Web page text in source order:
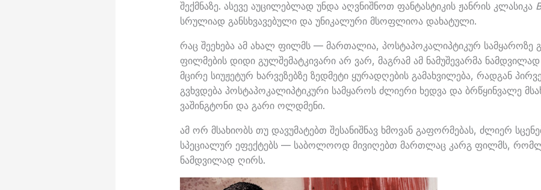
შექმნაზე. ასევე აუცილებლად უნდა აღვნიშნოთ ფანტასტიკის ჟანრის კლასიკა
სრულიად განსხვავებული და უნიკალური მსოფლიოა დახატული.
რაც შეეხება ამ ახალ ფილმს — მართალია, პოსტაპოკალიპტიკურ სამყაროზე
ფილმების დიდი გულშემატკივარი არ ვარ, მაგრამ ამ ნამუშევარმა
მცირე სიუჟეტურ ხარვეზებზე ზედმეტი ყურადღების გამახვილება, რადგან
გვხვდება პოსტაპოკალიპტიკური სამყაროს ძლიერი ხედვა და ბრწყინვალე
ვაშინგტონი და გარი ოლდმენი.
ამ ორ მსახიობს თუ დავუმატებთ შესანიშნავ ხმოვან გაფორმებას, ძლიერ
სპეციალურ ეფექტებს — საბოლოოდ მივიღებთ მართლაც კარგ ფილმს,
ნამდვილად ღირს.